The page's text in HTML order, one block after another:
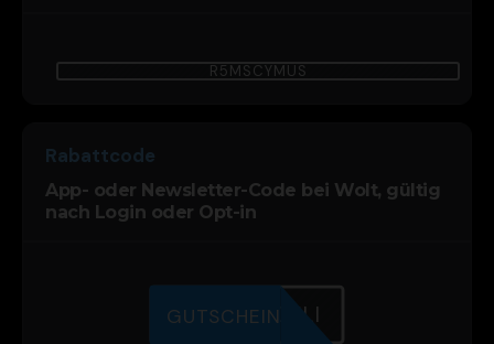
R5MSCYMUS
Rabattcode
App- oder Newsletter-Code bei Wolt, gültig
nach Login oder Opt-in
GI8KWOELI
GUTSCHEIN